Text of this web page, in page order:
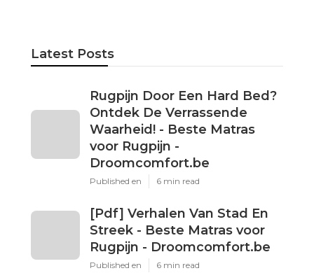
Latest Posts
Rugpijn Door Een Hard Bed?
Ontdek De Verrassende
Waarheid! - Beste Matras
voor Rugpijn -
Droomcomfort.be
Published en 6 min read
[Pdf] Verhalen Van Stad En
Streek - Beste Matras voor
Rugpijn - Droomcomfort.be
Published en 6 min read